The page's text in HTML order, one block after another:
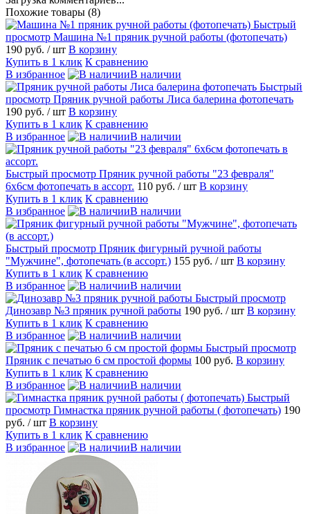
Похожие товары (8)
Быстрый
просмотр Машина №1 пряник ручной работы (фотопечать)
190 руб. / шт В корзину
Купить в 1 клик К сравнению
В избранное
В наличии
Быстрый
просмотр Пряник ручной работы Лиса балерина фотопечать
190 руб. / шт В корзину
Купить в 1 клик К сравнению
В избранное
В наличии
Быстрый просмотр Пряник ручной работы "23 февраля"
6х6см фотопечать в ассорт. 110 руб. / шт В корзину
Купить в 1 клик К сравнению
В избранное
В наличии
Быстрый просмотр Пряник фигурный ручной работы
"Мужчине", фотопечать (в ассорт.) 155 руб. / шт В корзину
Купить в 1 клик К сравнению
В избранное
В наличии
Быстрый просмотр
Динозавр №3 пряник ручной работы 190 руб. / шт В корзину
Купить в 1 клик К сравнению
В избранное
В наличии
Быстрый просмотр
Пряник с печатью 6 см простой формы 100 руб. В корзину
Купить в 1 клик К сравнению
В избранное
В наличии
Быстрый
просмотр Гимнастка пряник ручной работы ( фотопечать) 190
руб. / шт В корзину
Купить в 1 клик К сравнению
В избранное
В наличии